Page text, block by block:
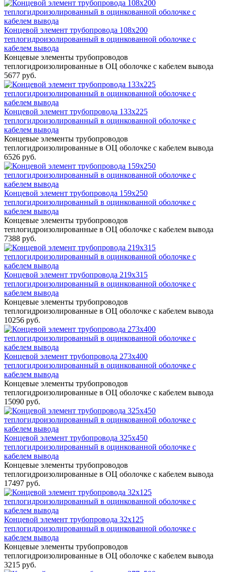
Концевой элемент трубопровода 108x200
теплогидроизолированный в оцинкованной оболочке с
кабелем вывода
Концевые элементы трубопроводов
теплогидроизолированные в ОЦ оболочке с кабелем вывода
5677 руб.
Концевой элемент трубопровода 133x225
теплогидроизолированный в оцинкованной оболочке с
кабелем вывода
Концевые элементы трубопроводов
теплогидроизолированные в ОЦ оболочке с кабелем вывода
6526 руб.
Концевой элемент трубопровода 159x250
теплогидроизолированный в оцинкованной оболочке с
кабелем вывода
Концевые элементы трубопроводов
теплогидроизолированные в ОЦ оболочке с кабелем вывода
7388 руб.
Концевой элемент трубопровода 219x315
теплогидроизолированный в оцинкованной оболочке с
кабелем вывода
Концевые элементы трубопроводов
теплогидроизолированные в ОЦ оболочке с кабелем вывода
10256 руб.
Концевой элемент трубопровода 273x400
теплогидроизолированный в оцинкованной оболочке с
кабелем вывода
Концевые элементы трубопроводов
теплогидроизолированные в ОЦ оболочке с кабелем вывода
15090 руб.
Концевой элемент трубопровода 325x450
теплогидроизолированный в оцинкованной оболочке с
кабелем вывода
Концевые элементы трубопроводов
теплогидроизолированные в ОЦ оболочке с кабелем вывода
17497 руб.
Концевой элемент трубопровода 32x125
теплогидроизолированный в оцинкованной оболочке с
кабелем вывода
Концевые элементы трубопроводов
теплогидроизолированные в ОЦ оболочке с кабелем вывода
3215 руб.